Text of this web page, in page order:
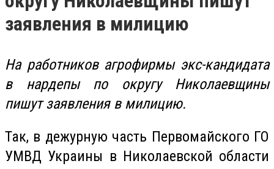
заявления в милицию
На работников агрофирмы экс-кандидата
в нардепы по округу Николаевщины
пишут заявления в милицию.
Так, в дежурную часть Первомайского ГО
УМВД Украины в Николаевской области